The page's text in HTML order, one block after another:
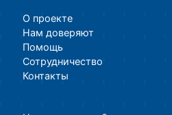
О проекте
Нам доверяют
Помощь
Сотрудничество
Контакты